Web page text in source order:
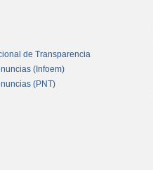
de Transparencia
(Infoem)
(PNT)